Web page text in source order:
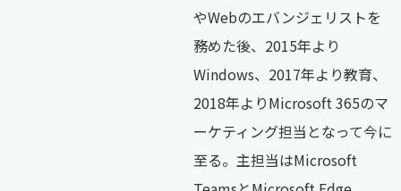
やWebのエバンジェリストを
務めた後、2015年より
Windows、2017年より教育、
2018年よりMicrosoft 365のマ
ーケティング担当となって今に
至る。主担当はMicrosoft